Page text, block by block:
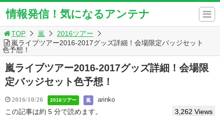
情報発信！気になるアンテナ
TOP 嵐
2016ツアー
嵐ライブツアー2016-2017グッズ詳細！会場限定バッジセット
色予想！
嵐ライブツアー2016-2017グッズ詳細！会場限
定バッジセット色予想！
2016/10/26 2016ツアー 嵐 arinko
この記事は約 5 分で読めます。 3,262 Views